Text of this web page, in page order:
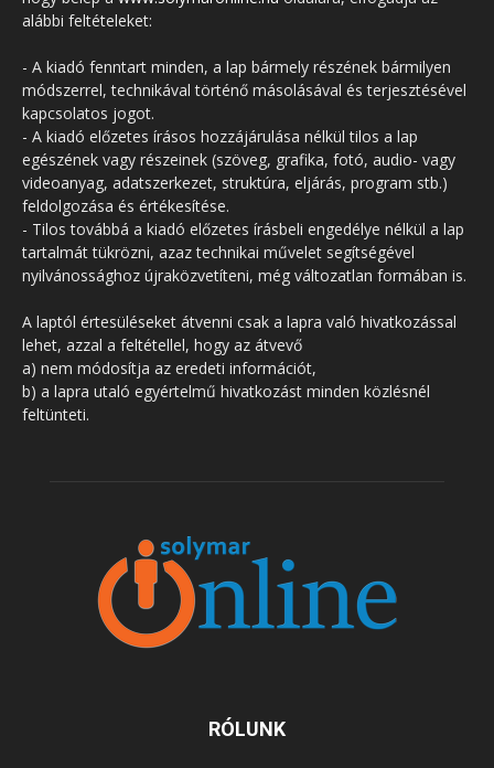
alábbi feltételeket:
- A kiadó fenntart minden, a lap bármely részének bármilyen
módszerrel, technikával történő másolásával és terjesztésével
kapcsolatos jogot.
- A kiadó előzetes írásos hozzájárulása nélkül tilos a lap
egészének vagy részeinek (szöveg, grafika, fotó, audio- vagy
videoanyag, adatszerkezet, struktúra, eljárás, program stb.)
feldolgozása és értékesítése.
- Tilos továbbá a kiadó előzetes írásbeli engedélye nélkül a lap
tartalmát tükrözni, azaz technikai művelet segítségével
nyilvánossághoz újraközvetíteni, még változatlan formában is.
A laptól értesüléseket átvenni csak a lapra való hivatkozással
lehet, azzal a feltétellel, hogy az átvevő
a) nem módosítja az eredeti információt,
b) a lapra utaló egyértelmű hivatkozást minden közlésnél
feltünteti.
RÓLUNK